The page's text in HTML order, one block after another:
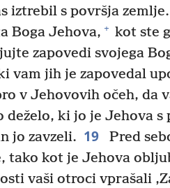
iztrebil s površja zemlje.
Boga Jehova, + kot ste
zapovedi svojega
vam jih je zapovedal
v Jehovovih očeh, da
ki jo je Jehova s
jo zavzeli. 19
Pred
tako kot je Jehova
vaši otroci vprašali